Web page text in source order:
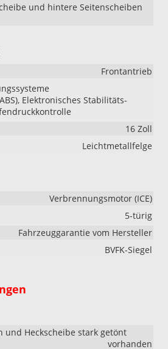
und hintere Seitenscheiben
Frontantrieb
Elektronisches Stabilitäts-
16 Zoll
Leichtmetallfelge
Verbrennungsmotor (ICE)
5-türig
Fahrzeuggarantie vom Hersteller
BVFK-Siegel
und Heckscheibe stark getönt
vorhanden